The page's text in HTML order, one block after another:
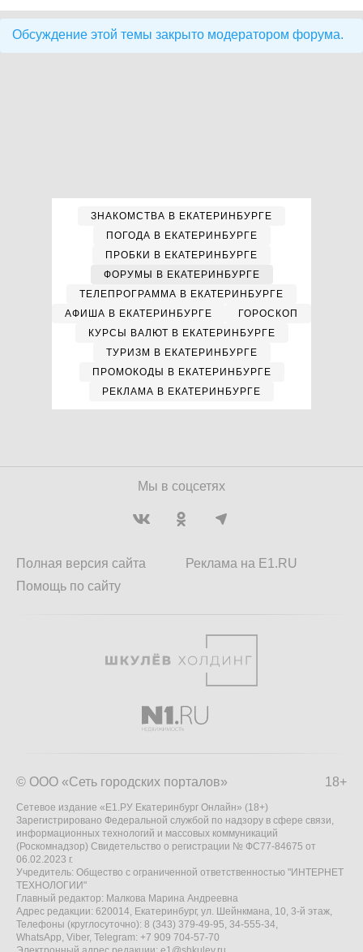
Обсуждение этой темы закрыто модератором форума.
ЗНАКОМСТВА В ЕКАТЕРИНБУРГЕ
ПОГОДА В ЕКАТЕРИНБУРГЕ
ПРОБКИ В ЕКАТЕРИНБУРГЕ
ФОРУМЫ В ЕКАТЕРИНБУРГЕ
ТЕЛЕПРОГРАММА В ЕКАТЕРИНБУРГЕ
АФИША В ЕКАТЕРИНБУРГЕ
ГОРОСКОП
КУРСЫ ВАЛЮТ В ЕКАТЕРИНБУРГЕ
ТУРИЗМ В ЕКАТЕРИНБУРГЕ
ПРОМОКОДЫ В ЕКАТЕРИНБУРГЕ
РЕКЛАМА В ЕКАТЕРИНБУРГЕ
Мы в соцсетях
Полная версия сайта
Помощь по сайту
Реклама на E1.RU
18+
© ООО «Сеть городских порталов»
Сетевое издание «Е1.РУ Екатеринбург Онлайн» (18+)
Зарегистрировано Федеральной службой по надзору в сфере связи,
информационных технологий и массовых коммуникаций
(Роскомнадзор) Свидетельство о регистрации № ФС77-84675 от
06.02.2023 г.
Учредитель: Общество с ограниченной ответственностью "ИНТЕРНЕТ
ТЕХНОЛОГИИ"
Главный редактор: Малкова Марина Андреевна
Адрес редакции: 620014, Екатеринбург, ул. Шейнкмана, 10, 3-й этаж,
Телефоны (круглосуточно): 8 (343) 379-49-95, 34-555-34,
WhatsApp, Viber, Telegram: +7 909 704-57-70